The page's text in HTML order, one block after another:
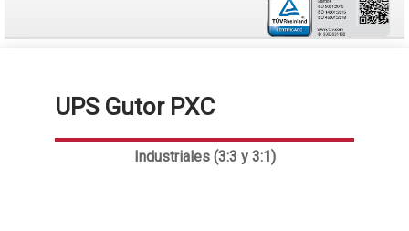
UPS Gutor PXC
Industriales (3:3 y 3:1)